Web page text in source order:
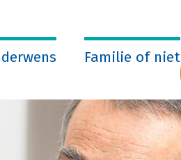
Familie of niet